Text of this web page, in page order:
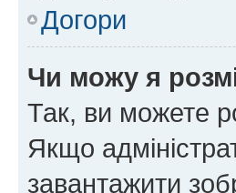
Догори
Чи можу я
Так, ви можете
Якщо
завантажити